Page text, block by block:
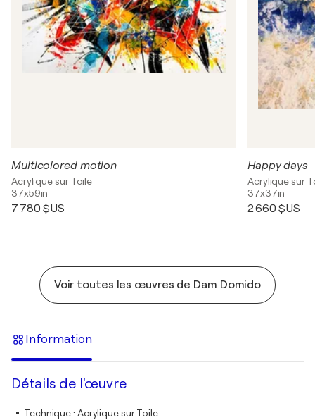
Multicolored motion
Acrylique sur Toile
37x59in
7 780 $US
Happy days
Acrylique sur
37x37in
2 660 $US
Voir toutes les œuvres de Dam Domido
Information
Détails de l'œuvre
Technique: Acrylique sur Toile